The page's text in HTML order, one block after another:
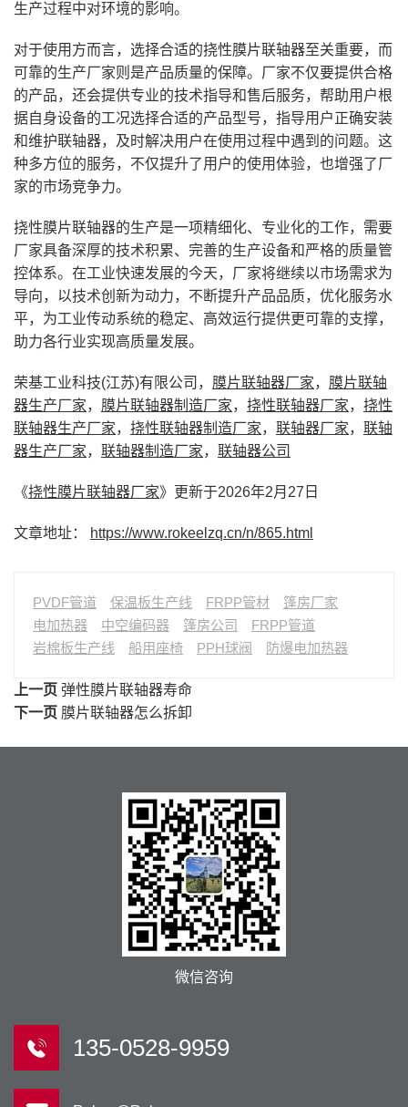
生产过程中对环境的影响。
对于使用方而言，选择合适的挠性膜片联轴器至关重要，而
可靠的生产厂家则是产品质量的保障。厂家不仅要提供合格
的产品，还会提供专业的技术指导和售后服务，帮助用户根
据自身设备的工况选择合适的产品型号，指导用户正确安装
和维护联轴器，及时解决用户在使用过程中遇到的问题。这
种多方位的服务，不仅提升了用户的使用体验，也增强了厂
家的市场竞争力。
挠性膜片联轴器的生产是一项精细化、专业化的工作，需要
厂家具备深厚的技术积累、完善的生产设备和严格的质量管
控体系。在工业快速发展的今天，厂家将继续以市场需求为
导向，以技术创新为动力，不断提升产品品质，优化服务水
平，为工业传动系统的稳定、高效运行提供更可靠的支撑，
助力各行业实现高质量发展。
荣基工业科技(江苏)有限公司， 膜片联轴器厂家， 膜片联轴
器生产厂家， 膜片联轴器制造厂家， 挠性联轴器厂家， 挠性
联轴器生产厂家， 挠性联轴器制造厂家， 联轴器厂家， 联轴
器生产厂家， 联轴器制造厂家， 联轴器公司
《挠性膜片联轴器厂家》更新于2026年2月27日
文章地址： https://www.rokeelzq.cn/n/865.html
PVDF管道 保温板生产线 FRPP管材
篷房厂家
电加热器
中空编码器 篷房公司
FRPP管道
岩棉板生产线
船用座椅 PPH球阀 防爆电加热器
上一页 弹性膜片联轴器寿命
下一页 膜片联轴器怎么拆卸
微信咨询
135-0528-9959